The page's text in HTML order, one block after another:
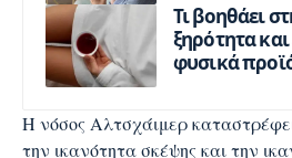
Τι βοηθάει
ξηρότητα
φυσικά
Η νόσος Αλτσχάιμερ
την ικανότητα σκέψης και την